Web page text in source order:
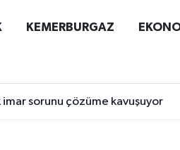
KEMERBURGAZ
imar sorunu çözüme kavuşuyor